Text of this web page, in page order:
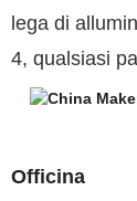
lega di
4, qualsiasi
Officina